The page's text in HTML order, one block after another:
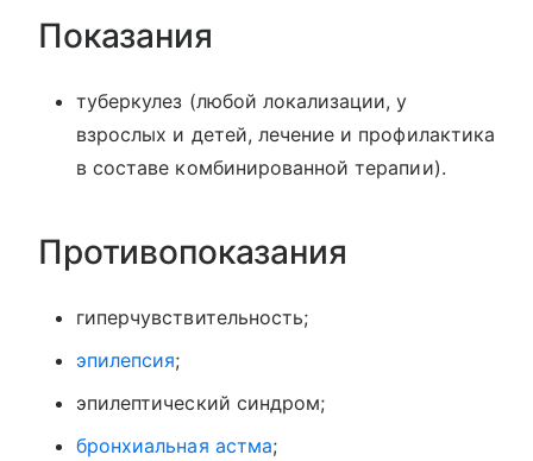
Показания
туберкулез (любой локализации, у
взрослых и детей, лечение и профилактика
в составе комбинированной терапии).
Противопоказания
гиперчувствительность;
эпилепсия;
эпилептический синдром;
бронхиальная астма;